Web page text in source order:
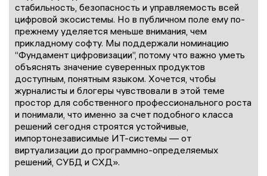
стабильность, безопасность и управляемость всей
цифровой экосистемы. Но в публичном поле ему по-
прежнему уделяется меньше внимания, чем
прикладному софту. Мы поддержали номинацию
“Фундамент цифровизации”, потому что важно уметь
объяснять значение суверенных продуктов
доступным, понятным языком. Хочется, чтобы
журналисты и блогеры чувствовали в этой теме
простор для собственного профессионального роста
и понимали, что именно за счет подобного класса
решений сегодня строятся устойчивые,
импортонезависимые ИТ-системы — от
виртуализации до программно-определяемых
решений, СУБД и СХД».